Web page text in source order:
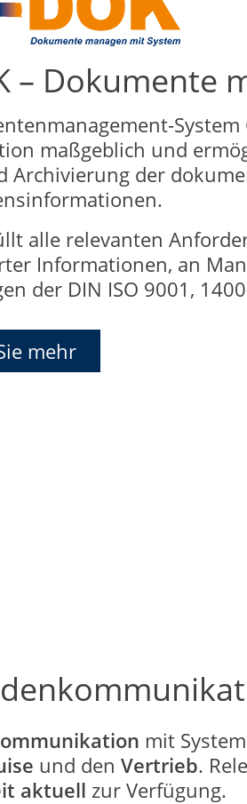
– Dokumente
maßgeblich und
Archivierung der
alle relevanten
Informationen, an
der DIN ISO 9001,
mehr
mit
und den Vertrieb.
aktuell zur Verfügung.